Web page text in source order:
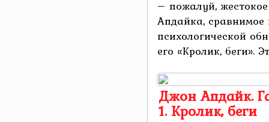
– пожалуй,
Апдайка, сравнимое
психологической
его «Кролик, беги».
Джон Апдайк.
1. Кролик, беги